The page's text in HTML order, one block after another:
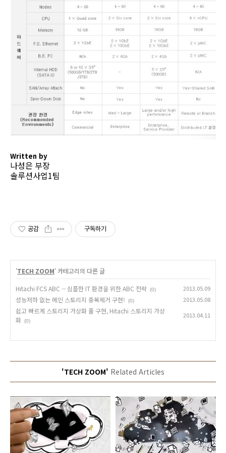
Written by
나성은 부장
솔루션사업1팀
공감 구독하기
'TECH ZOOM' 카테고리의 다른 글
Hitachi FCS ABC -- 심플한 IT 환경을 위한 ABC 전략 (0) 2013.05.09
성능저하 없는 메인 스토리지 중복제거 구현! (0) 2013.05.08
쉽고 빠르게 스토리지 가상화 풀 구현, Hitachi 스토리지 가상
화 (0)
2013.04.11
'TECH ZOOM' Related Articles